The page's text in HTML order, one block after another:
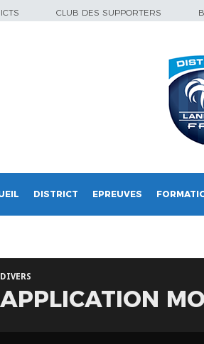
CLUB DES SUPPORTERS
DISTRICT EPREUVES
DIVERS
APPLICATION